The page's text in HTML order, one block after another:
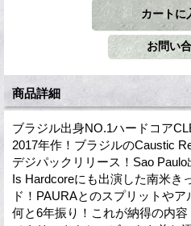
商品詳細
ブラジル出身NO.1ハードコア
2017年作！ブラジルのCaustic
デジパックリリース！Sao
Is Hardcoreにも出演した南米き
ド！PAURAとのスプリットや
何と6年振り！これが納得の内